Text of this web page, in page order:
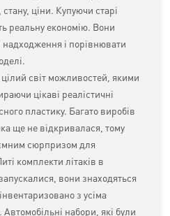
стану, ціни. Купуючи старі
реальну економію. Вони
надходження і порівнювати
світ можливостей, якими
цікаві реалістичні
пластику. Багато виробів
ще не відкривалася, тому
сюрпризом для
комплекти літаків в
вони знаходяться
з усіма
набори, які були